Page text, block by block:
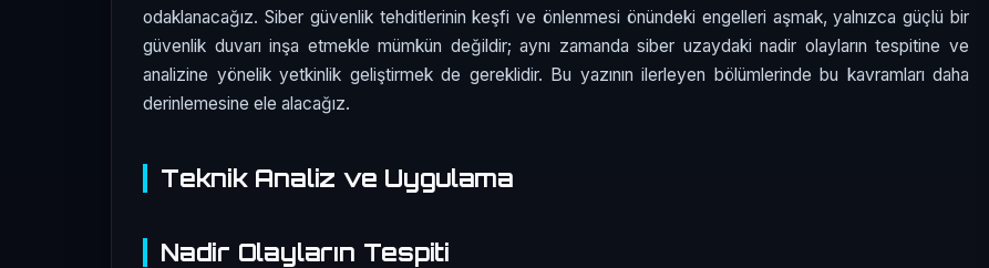
odaklanacağız. Siber güvenlik tehditlerinin keşfi ve önlenmesi önündeki engelleri aşmak, yalnızca güçlü bir
güvenlik duvarı inşa etmekle mümkün değildir; aynı zamanda siber uzaydaki nadir olayların tespitine ve
analizine yönelik yetkinlik geliştirmek de gereklidir. Bu yazının ilerleyen bölümlerinde bu kavramları daha
derinlemesine ele alacağız.
Teknik Analiz ve Uygulama
Nadir Olayların Tespiti